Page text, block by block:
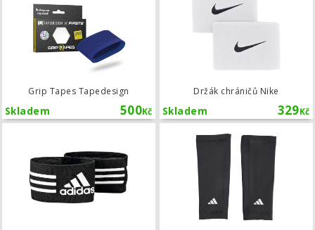
Grip Tapes Tapedesign
500Kč
Skladem
Držák chráničů Nike
329Kč
Skladem